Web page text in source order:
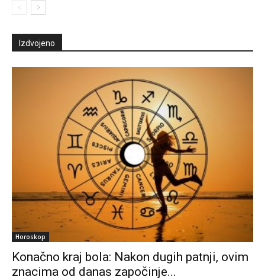
Izdvojeno
Horoskop
Konačno kraj bola: Nakon dugih patnji, ovim
znacima od danas započinje...